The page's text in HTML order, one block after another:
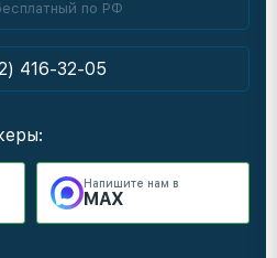
по РФ
416-32-05
Напишите нам в
MAX